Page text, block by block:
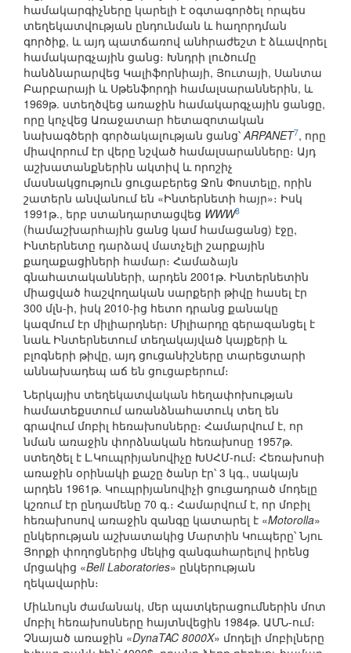
համակարգիչները կարելի է օգտագործել որպես
տեղեկատվության ընդունման և հաղորդման
գործիք, և այդ պատճառով անհրաժեշտ է ձևավորել
համակարգչային ցանց։ Խնդրի լուծումը
հանձնարարվեց Կալիֆորնիայի, Յուտայի, Սանտա
Բարբարայի և Սթենֆորդի համալսարաններին, և
1969թ. ստեղծվեց առաջին համակարգչային ցանցը,
որը կոչվեց Առաջատար հետազոտական
նախագծերի գործակալության ցանց՝ARPANET7, որը
միավորում էր վերը նշված համալսարանները։ Այդ
աշխատանքներին ակտիվ և որոշիչ
մասնակցություն ցուցաբերեց Ջոն Փոստելը, որին
շատերն անվանում են «Ինտերնետի հայր»։ Իսկ
1991թ., երբ ստանդարտացվեց WWW8
(համաշխարհային ցանց կամ համացանց) էջը,
Ինտերնետը դարձավ մատչելի շարքային
քաղաքացիների համար։ Համաձայն
գնահատականների, արդեն 2001թ. Ինտերնետին
միացված հաշվողական սարքերի թիվը հասել էր
300 մլն-ի, իսկ 2010-ից հետո դրանց քանակը
կազմում էր միլիարդներ։ Միլիարդը գերազանցել է
նաև Ինտերնետում տեղակայված կայքերի և
բլոգների թիվը, այդ ցուցանիշները տարեցտարի
աննախադեպ աճ են ցուցաբերում։
Ներկայիս տեղեկատվական հեղափոխության
համատեքստում առանձնահատուկ տեղ են
գրավում մոբիլ հեռախոսները։ Համարվում է, որ
նման առաջին փորձնական հեռախոսը 1957թ.
ստեղծել է Լ.Կուպրիյանովիչը ԽՍՀՄ-ում։ Հեռախոսի
առաջին օրինակի քաշը ծանր էր՝ 3 կգ., սակայն
արդեն 1961թ. Կուպրիյանովիչի ցուցադրած մոդելը
կշռում էր ընդամենը 70 գ.։ Համարվում է, որ մոբիլ
հեռախոսով առաջին զանգը կատարել է «Motorolla»
ընկերության աշխատակից Մարտին Կուպերը՝ Նյու
Յորքի փողոցներից մեկից զանգահարելով իրենց
մրցակից «Bell Laboratories» ընկերության
ղեկավարին։
Միևնույն ժամանակ, մեր պատկերացումներին մոտ
մոբիլ հեռախոսները հայտնվեցին 1984թ. ԱՄՆ-ում։
Չնայած առաջին «DynaTAC 8000X» մոդելի մոբիլները